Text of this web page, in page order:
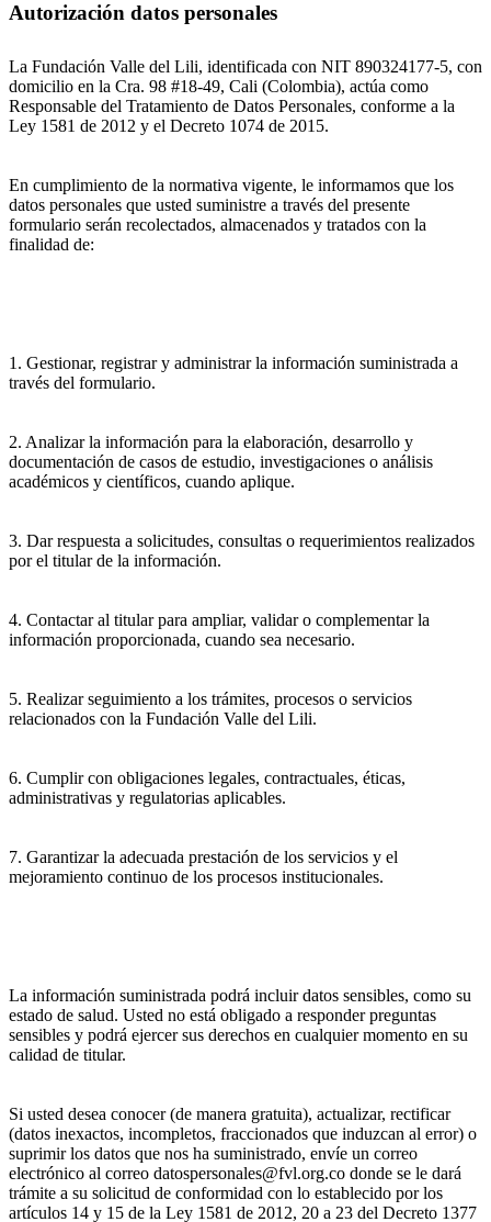
Autorización datos personales
La Fundación Valle del Lili, identificada con NIT 890324177-5, con
domicilio en la Cra. 98 #18-49, Cali (Colombia), actúa como
Responsable del Tratamiento de Datos Personales, conforme a la
Ley 1581 de 2012 y el Decreto 1074 de 2015.
En cumplimiento de la normativa vigente, le informamos que los
datos personales que usted suministre a través del presente
formulario serán recolectados, almacenados y tratados con la
finalidad de:
1. Gestionar, registrar y administrar la información suministrada a
través del formulario.
2. Analizar la información para la elaboración, desarrollo y
documentación de casos de estudio, investigaciones o análisis
académicos y científicos, cuando aplique.
3. Dar respuesta a solicitudes, consultas o requerimientos realizados
por el titular de la información.
4. Contactar al titular para ampliar, validar o complementar la
información proporcionada, cuando sea necesario.
5. Realizar seguimiento a los trámites, procesos o servicios
relacionados con la Fundación Valle del Lili.
6. Cumplir con obligaciones legales, contractuales, éticas,
administrativas y regulatorias aplicables.
7. Garantizar la adecuada prestación de los servicios y el
mejoramiento continuo de los procesos institucionales.
La información suministrada podrá incluir datos sensibles, como su
estado de salud. Usted no está obligado a responder preguntas
sensibles y podrá ejercer sus derechos en cualquier momento en su
calidad de titular.
Si usted desea conocer (de manera gratuita), actualizar, rectificar
(datos inexactos, incompletos, fraccionados que induzcan al error) o
suprimir los datos que nos ha suministrado, envíe un correo
electrónico al correo datospersonales@fvl.org.co donde se le dará
trámite a su solicitud de conformidad con lo establecido por los
artículos 14 y 15 de la Ley 1581 de 2012, 20 a 23 del Decreto 1377